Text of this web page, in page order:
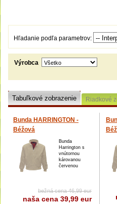
Hľadanie podľa parametrov:
Výrobca
Tabuľkové zobrazenie Riadkové
Bunda HARRINGTON -
Béžová
Bunda
Harrington s
vnútornou
károvanou
červenou
bežná cena 46,99 eur
naša cena 39,99 eur